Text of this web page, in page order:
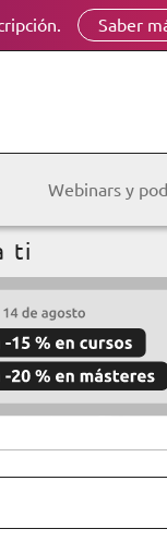
Saber
Webinars y
ti